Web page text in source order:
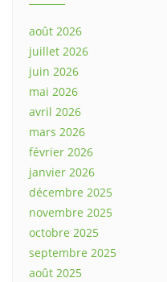
août 2026
juillet 2026
juin 2026
mai 2026
avril 2026
mars 2026
février 2026
janvier 2026
décembre 2025
novembre 2025
octobre 2025
septembre 2025
août 2025